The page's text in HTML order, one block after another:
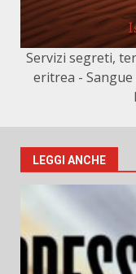
Servizi segreti,
eritrea -
LEGGI ANCHE